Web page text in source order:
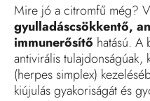
Mire jó a citromfű még?
gyulladáscsökkentő,
immunerősítő hatású. A
antivirális tulajdonságúak,
(herpes simplex)
kiújulás gyakoriságát és